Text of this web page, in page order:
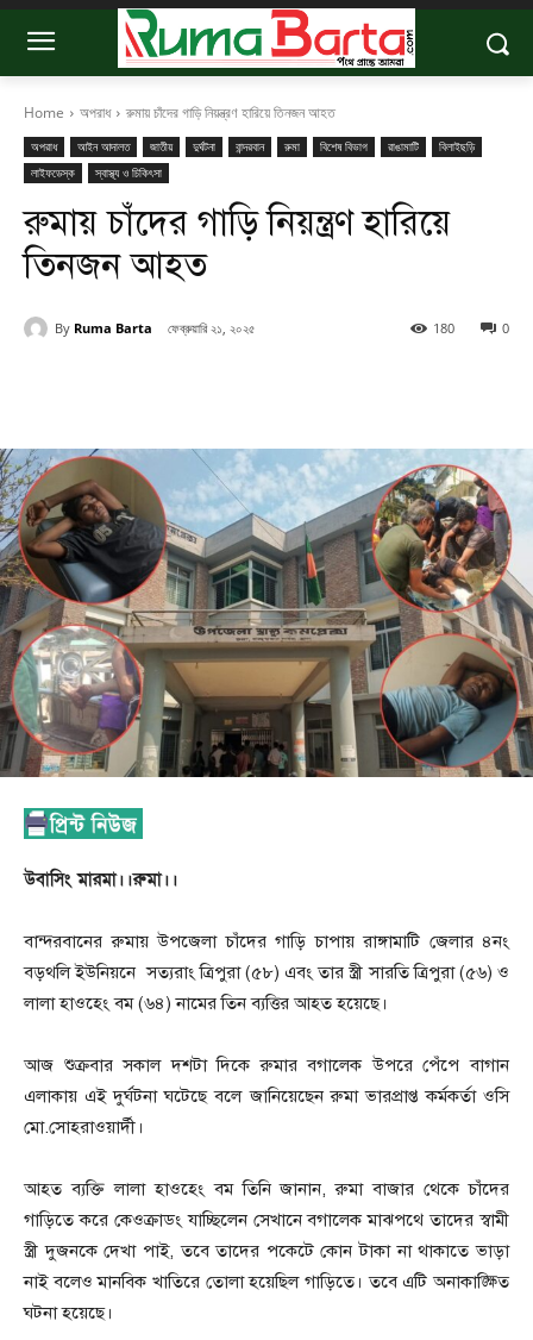
Home অপরাধ রুমায় চাঁদের গাড়ি নিয়ন্ত্রণ হারিয়ে তিনজন আহত
অপরাধ আইন আদালত জাতীয় দুর্ঘটনা বান্দরবান রুমা বিশেষ বিভাগ রাঙামাটি
বিলাইছড়ি
লাইফডেস্ক
স্বাস্থ্য ও চিকিৎসা
রুমায় চাঁদের গাড়ি নিয়ন্ত্রণ হারিয়ে
তিনজন আহত
By Ruma Barta ফেব্রুয়ারি ২১, ২০২৫ 0
180
উবাসিং মারমা।।রুমা।।
বান্দরবানের রুমায় উপজেলা চাঁদের গাড়ি চাপায় রাঙ্গামাটি জেলার ৪নং
বড়থলি ইউনিয়নে সত্যরাং ত্রিপুরা (৫৮) এবং তার স্ত্রী সারতি ত্রিপুরা (৫৬) ও
লালা হাওহেং বম (৬৪) নামের তিন ব্যত্তির আহত হয়েছে।
আজ শুক্রবার সকাল দশটা দিকে রুমার বগালেক উপরে পেঁপে বাগান
এলাকায় এই দুর্ঘটনা ঘটেছে বলে জানিয়েছেন রুমা ভারপ্রাপ্ত কর্মকর্তা ওসি
মো.সোহরাওয়ার্দী।
আহত ব্যক্তি লালা হাওহেং বম তিনি জানান, রুমা বাজার থেকে চাঁদের
গাড়িতে করে কেওক্রাডং যাচ্ছিলেন সেখানে বগালেক মাঝপথে তাদের স্বামী
স্ত্রী দুজনকে দেখা পাই, তবে তাদের পকেটে কোন টাকা না থাকাতে ভাড়া
নাই বলেও মানবিক খাতিরে তোলা হয়েছিল গাড়িতে। তবে এটি অনাকাঙ্ক্ষিত
ঘটনা হয়েছে।